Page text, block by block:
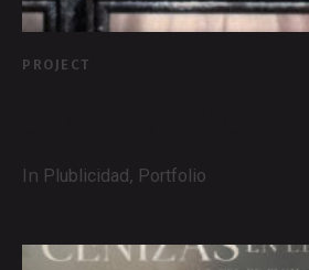
PROJECT
In Plublicidad, Portfolio